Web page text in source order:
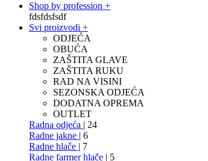
Shop by profession +
fdsfdsfsdf
Svi proizvodi +
ODJEĆA
OBUĆA
ZAŠTITA GLAVE
ZAŠTITA RUKU
RAD NA VISINI
SEZONSKA ODJEĆA
DODATNA OPREMA
OUTLET
Radna odjeća | 24
Radne jakne | 6
Radne hlače | 7
Radne farmer hlače | 5